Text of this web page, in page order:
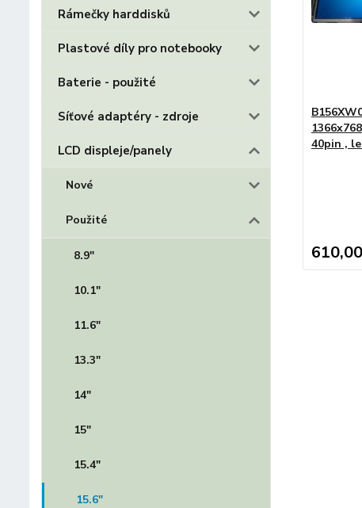
Rámečky harddisků
Plastové díly pro notebooky
Baterie - použité
Síťové adaptéry - zdroje
LCD displeje/panely
Nové
Použité
8.9"
10.1"
11.6"
13.3"
14"
15"
15.4"
15.6"
40pin ,